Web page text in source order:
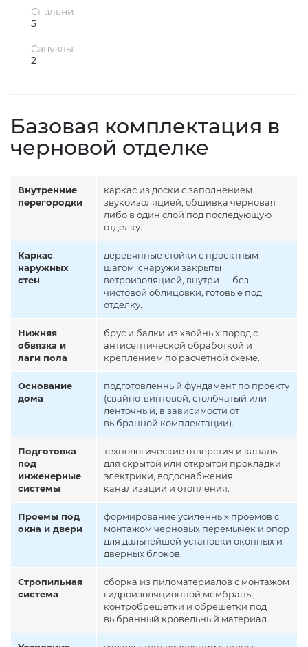
Спальни
5
Санузлы
2
Базовая комплектация в
черновой отделке
Внутренние
перегородки
каркас из доски с заполнением
звукоизоляцией, обшивка черновая
либо в один слой под последующую
отделку.
Каркас
наружных
стен
деревянные стойки с проектным
шагом, снаружи закрыты
ветроизоляцией, внутри — без
чистовой облицовки, готовые под
отделку.
Нижняя
обвязка и
лаги пола
брус и балки из хвойных пород с
антисептической обработкой и
креплением по расчетной схеме.
Основание
дома
подготовленный фундамент по проекту
(свайно-винтовой, столбчатый или
ленточный, в зависимости от
выбранной комплектации).
Подготовка
под
инженерные
системы
технологические отверстия и каналы
для скрытой или открытой прокладки
электрики, водоснабжения,
канализации и отопления.
Проемы под
окна и двери
формирование усиленных проемов с
монтажом черновых перемычек и опор
для дальнейшей установки оконных и
дверных блоков.
Стропильная
система
сборка из пиломатериалов с монтажом
гидроизоляционной мембраны,
контробрешетки и обрешетки под
выбранный кровельный материал.